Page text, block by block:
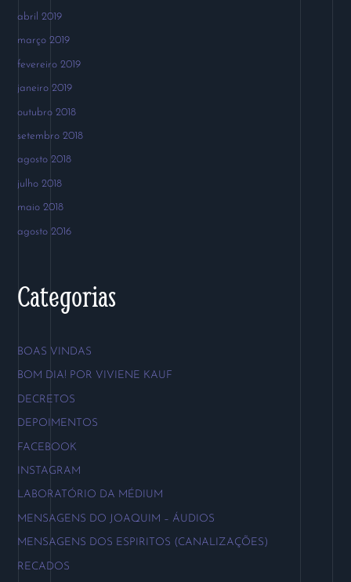
abril 2019
março 2019
fevereiro 2019
janeiro 2019
outubro 2018
setembro 2018
agosto 2018
julho 2018
maio 2018
agosto 2016
Categorias
BOAS VINDAS
BOM DIA! POR VIVIENE KAUF
DECRETOS
DEPOIMENTOS
FACEBOOK
INSTAGRAM
LABORATÓRIO DA MÉDIUM
MENSAGENS DO JOAQUIM – ÁUDIOS
MENSAGENS DOS ESPIRITOS (CANALIZAÇÕES)
RECADOS